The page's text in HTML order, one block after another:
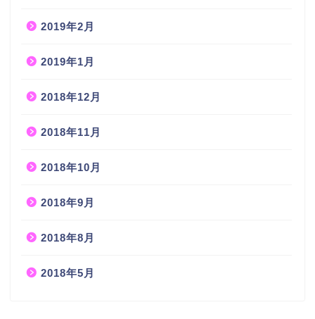
2019年2月
2019年1月
2018年12月
2018年11月
2018年10月
2018年9月
2018年8月
2018年5月